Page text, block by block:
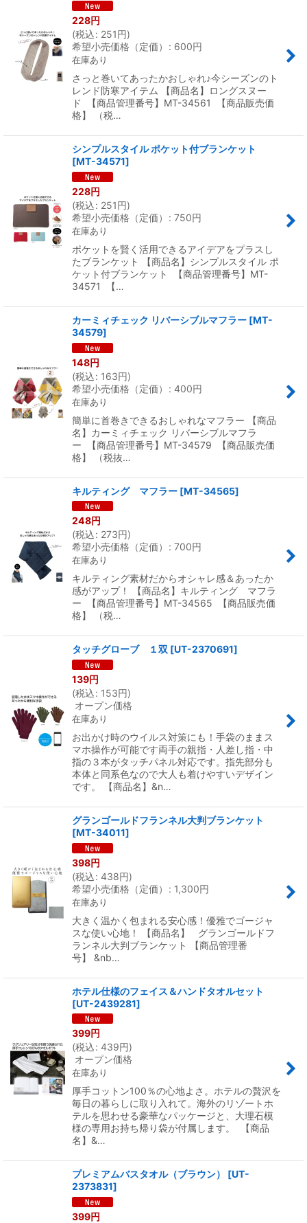
228円
(税込: 251円)
希望小売価格（定価）
: 600円
在庫あり
さっと巻いてあったかおしゃれ♪今シーズンのト
レンド防寒アイテム 【商品名】ロングスヌー
ド 【商品管理番号】MT-34561 【商品販売価
格】 （税…
シンプルスタイル ポケット付ブランケット
[MT-34571]
228円
(税込: 251円)
希望小売価格（定価）
: 750円
在庫あり
ポケットを賢く活用できるアイデアをプラスし
たブランケット 【商品名】シンプルスタイル ポ
ケット付ブランケット 【商品管理番号】MT-
34571 【…
カーミィチェック リバーシブルマフラー [MT-
34579]
148円
(税込: 163円)
希望小売価格（定価）
: 400円
在庫あり
簡単に首巻きできるおしゃれなマフラー 【商品
名】カーミィチェック リバーシブルマフラ
ー 【商品管理番号】MT-34579 【商品販売価
格】 （税抜…
キルティング マフラー [MT-34565]
248円
(税込: 273円)
希望小売価格（定価）
: 700円
在庫あり
キルティング素材だからオシャレ感＆あったか
感がアップ！ 【商品名】キルティング マフラ
ー 【商品管理番号】MT-34565 【商品販売価
格】 （税…
タッチグローブ １双 [UT-2370691]
139円
(税込: 153円)
オープン価格
在庫あり
お出かけ時のウイルス対策にも！手袋のままス
マホ操作が可能です両手の親指・人差し指・中
指の３本がタッチパネル対応です。指先部分も
本体と同系色なので大人も着けやすいデザイン
です。 【商品名】&n…
グランゴールドフランネル大判ブランケット
[MT-34011]
398円
(税込: 438円)
希望小売価格（定価）
: 1,300円
在庫あり
大きく温かく包まれる安心感！優雅でゴージャ
スな使い心地！ 【商品名】 グランゴールドフ
ランネル大判ブランケット 【商品管理番
号】 &nb…
ホテル仕様のフェイス＆ハンドタオルセット
[UT-2439281]
399円
(税込: 439円)
オープン価格
在庫あり
厚手コットン100％の心地よさ。ホテルの贅沢を
毎日の暮らしに取り入れて。海外のリゾートホ
テルを思わせる豪華なパッケージと、大理石模
様の専用お持ち帰り袋が付属します。 【商品
名】&…
プレミアムバスタオル（ブラウン） [UT-
2373831]
399円